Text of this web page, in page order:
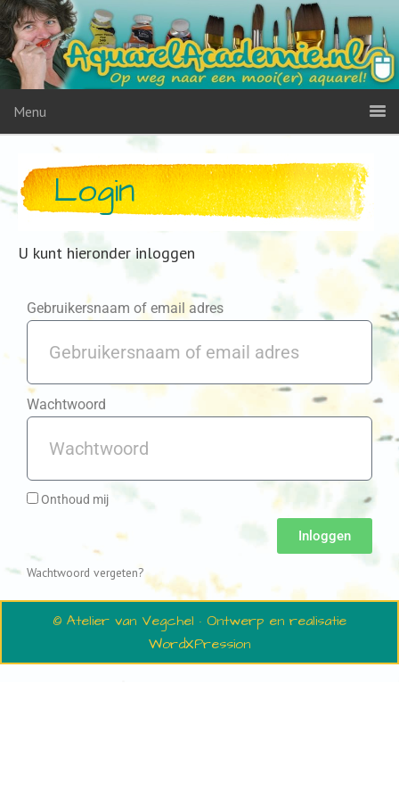
Menu
Login
U kunt hieronder inloggen
Gebruikersnaam of email adres
Wachtwoord
Onthoud mij
Inloggen
Wachtwoord vergeten?
© Atelier van Vegchel · Ontwerp en realisatie
WordXPression